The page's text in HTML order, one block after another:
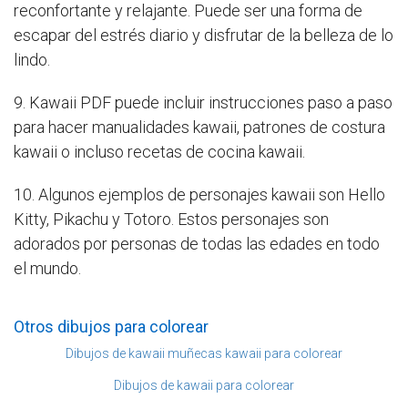
reconfortante y relajante. Puede ser una forma de
escapar del estrés diario y disfrutar de la belleza de lo
lindo.
9. Kawaii PDF puede incluir instrucciones paso a paso
para hacer manualidades kawaii, patrones de costura
kawaii o incluso recetas de cocina kawaii.
10. Algunos ejemplos de personajes kawaii son Hello
Kitty, Pikachu y Totoro. Estos personajes son
adorados por personas de todas las edades en todo
el mundo.
Otros dibujos para colorear
Dibujos de kawaii muñecas kawaii para colorear
Dibujos de kawaii para colorear